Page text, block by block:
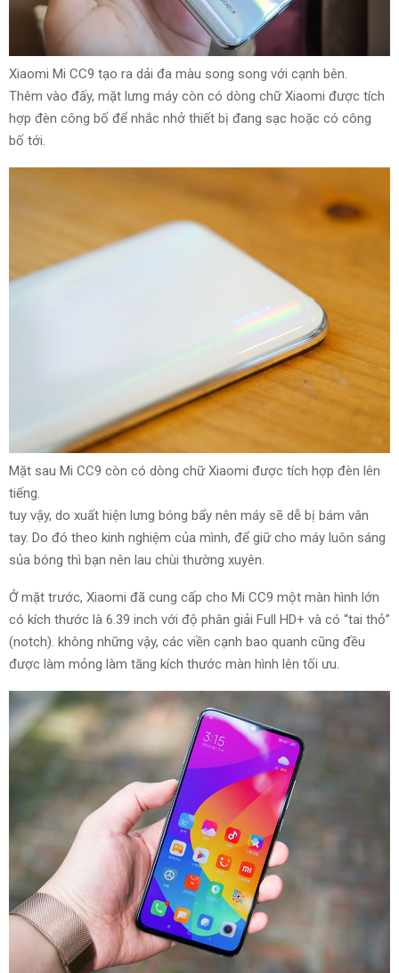
Xiaomi Mi CC9 tạo ra dải đa màu song song với cạnh bên.
Thêm vào đấy, mặt lưng máy còn có dòng chữ Xiaomi được tích
hợp đèn công bố để nhắc nhở thiết bị đang sạc hoặc có công
bố tới.
Mặt sau Mi CC9 còn có dòng chữ Xiaomi được tích hợp đèn lên
tiếng
tuy vậy, do xuất hiện lưng bóng bẩy nên máy sẽ dễ bị bám vân
tay. Do đó theo kinh nghiệm của mình, để giữ cho máy luôn sáng
sủa bóng thì bạn nên lau chùi thường xuyên
Ở mặt trước, Xiaomi đã cung cấp cho Mi CC9 một màn hình lớn
có kích thước là 6 .39 inch với độ phân giải Full HD+ và có “tai thỏ”
(notch). không những vậy, các viền cạnh bao quanh cũng đều
được làm mỏng làm tăng kích thước màn hình lên tối ưu